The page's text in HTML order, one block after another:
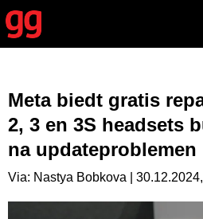
Meta biedt gratis
2, 3 en 3S headsets
na updateproblemen
Via: Nastya Bobkova |